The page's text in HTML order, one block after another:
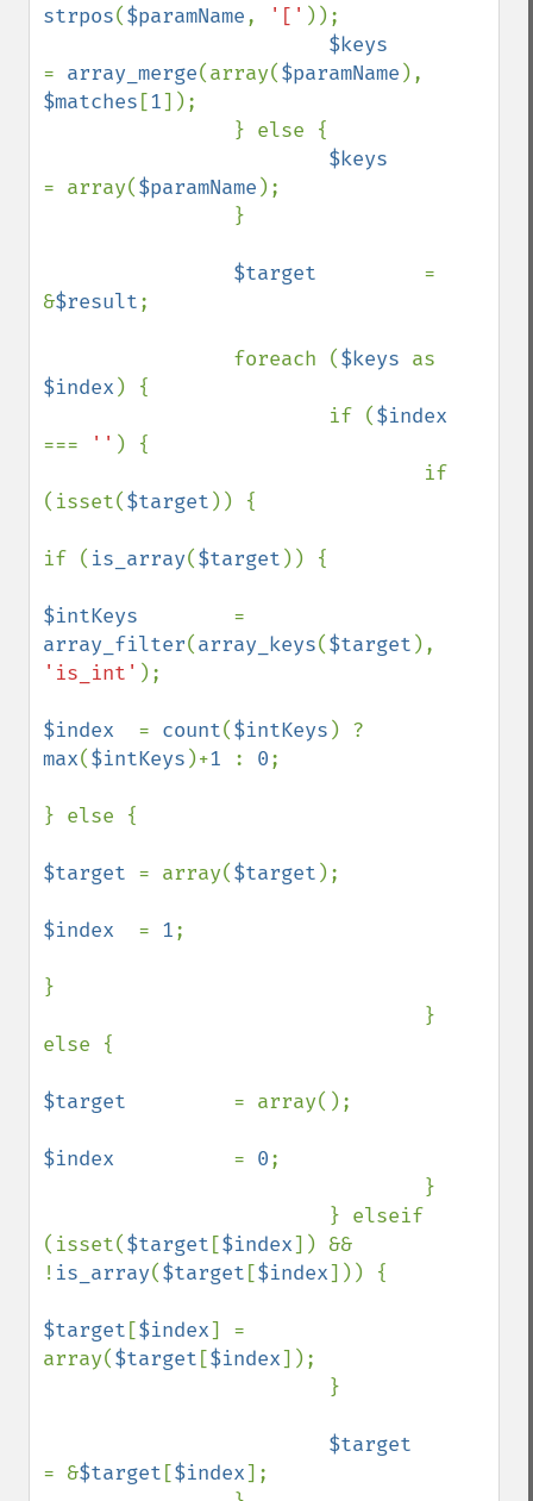
strpos($paramName, '[' ));
= array_merge(array($paramName
$matches [1]);
= array($paramName );
$target =
&$result;
                foreach (
$keys
$index ) {
                        if (
===
'' ) {
(isset($target )) {
if ( is_array($target )) {
$intKeys
array_filter(array_keys($target
'is_int' );
$index = count($intKeys
max($intKeys )+1 : 0;
} else {
$target = array($target );
$index = 1;
}
else {
$target = array();
$index = 0;
(isset($target [$index]) &&
! is_array($target [$index])) {
$target [$index] =
array($target [$index]);
= &$target [$index];